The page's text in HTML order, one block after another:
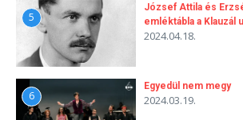
5
József Attila és
emléktábla a Klauzál
2024.04.18.
6
Egyedül nem megy
2024.03.19.